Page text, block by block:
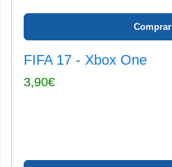
Comprar
FIFA 17 - Xbox One
3,90€